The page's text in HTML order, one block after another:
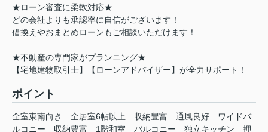
★ローン審査に柔軟対応★
どの会社よりも承認率に自信がございます！
借換えやおまとめローンもご相談いただけます！
★不動産の専門家がプランニング★
【宅地建物取引士】【ローンアドバイザー】が全力サポート！
ポイント
全室東南向き 全居室6帖以上 収納豊富 通風良好
ワイドバ
ルコニー
収納豊富 1階和室 バルコニー 独立キッチン
押